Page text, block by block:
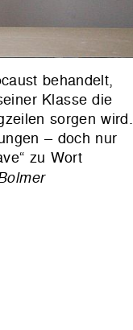
behandelt,
Klasse die
sorgen wird.
– doch nur
zu Wort